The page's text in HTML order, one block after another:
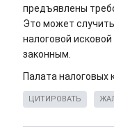
предъявлены
Это может
налоговой
законным.
Палата налоговых
ЦИТИРОВАТЬ